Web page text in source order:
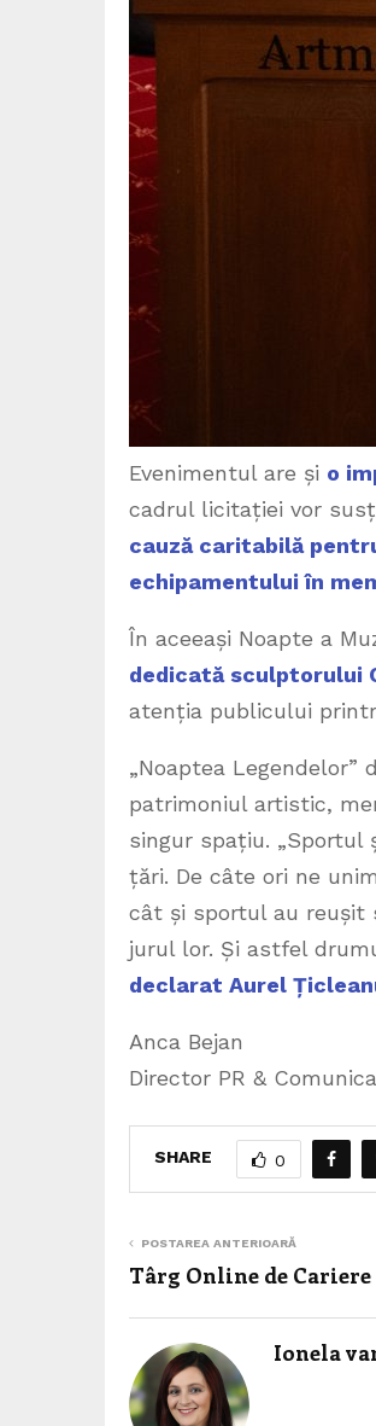
Evenimentul are și o
cadrul licitației vor
cauză caritabilă
echipamentului în
În aceeași Noapte a
dedicată sculptorului
atenția publicului
„Noaptea
patrimoniul artistic,
singur spațiu.
țări. De câte ori ne
cât și sportul au reușit
jurul lor. Și astfel
declarat Aurel
Anca Bejan
Director PR &
SHARE 0
POSTAREA ANTERIOARĂ
Târg Online de
Ionela